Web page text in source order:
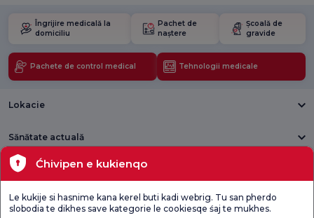
Îngrijire medicală la
domiciliu
Pachet de
naștere
Școală de
gravide
Pachete de control medical Tehnologii medicale
Lokacie
Sănătate actuală
Unități medicale
Sondaj general
Verificați
Chestionarul de
Sondaj de
Ćhivipen e kukienqo
Le kukije si hasnime kana kerel buti kadi webrig. Tu san pherdo
slobodia te dikhes save kategorie le cookiesqe śaj te mukhes.